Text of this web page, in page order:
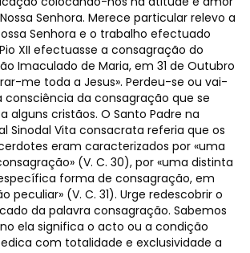
Senhora. Merece particular relevo a
Senhora e o trabalho efectuado
XII efectuasse a consagração do
Imaculado de Maria, em 31 de Outubro
me toda a Jesus». Perdeu-se ou vai-
consciência da consagração que se
alguns cristãos. O Santo Padre na
Sinodal Vita consacrata referia que os
eram caracterizados por «uma
(V. C. 30), por «uma distinta
forma de consagração, em
peculiar» (V. C. 31). Urge redescobrir o
da palavra consagração. Sabemos
ela significa o acto ou a condição
com totalidade e exclusividade a